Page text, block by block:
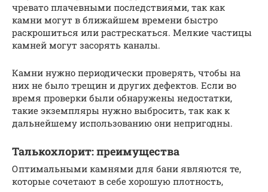
чревато плачевными последствиями, так как
камни могут в ближайшем времени быстро
раскрошиться или растрескаться. Мелкие частицы
камней могут засорять каналы.
Камни нужно периодически проверять, чтобы на
них не было трещин и других дефектов. Если во
время проверки были обнаружены недостатки,
такие экземпляры нужно выбросить, так как к
дальнейшему использованию они непригодны.
Талькохлорит: преимущества
Оптимальными камнями для бани являются те,
которые сочетают в себе хорошую плотность,